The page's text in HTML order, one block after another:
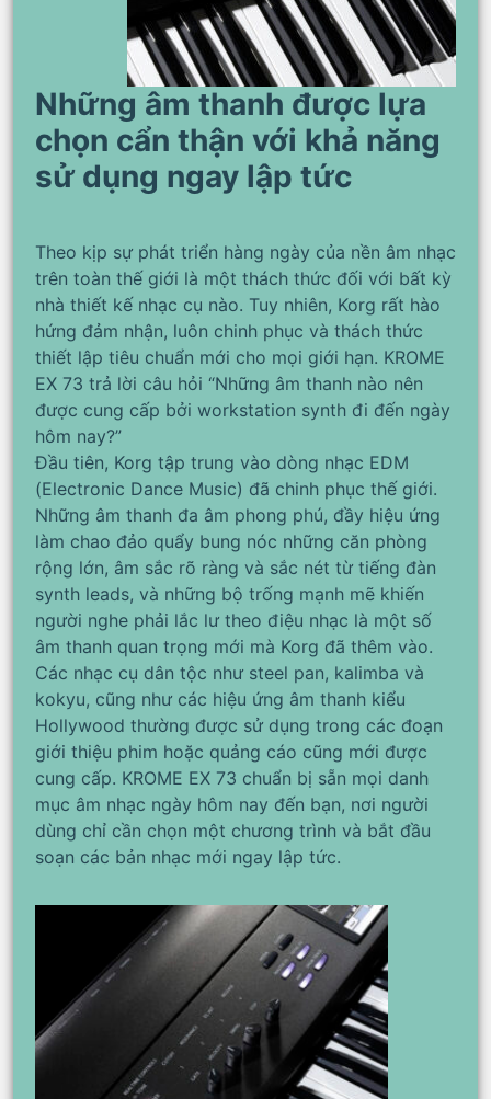
Những âm thanh được lựa
chọn cẩn thận với khả năng
sử dụng ngay lập tức
Theo kịp sự phát triển hàng ngày của nền âm nhạc
trên toàn thế giới là một thách thức đối với bất kỳ
nhà thiết kế nhạc cụ nào. Tuy nhiên, Korg rất hào
hứng đảm nhận, luôn chinh phục và thách thức
thiết lập tiêu chuẩn mới cho mọi giới hạn. KROME
EX 73 trả lời câu hỏi “Những âm thanh nào nên
được cung cấp bởi workstation synth đi đến ngày
hôm nay?”
Đầu tiên, Korg tập trung vào dòng nhạc EDM
(Electronic Dance Music) đã chinh phục thế giới.
Những âm thanh đa âm phong phú, đầy hiệu ứng
làm chao đảo quẩy bung nóc những căn phòng
rộng lớn, âm sắc rõ ràng và sắc nét từ tiếng đàn
synth leads, và những bộ trống mạnh mẽ khiến
người nghe phải lắc lư theo điệu nhạc là một số
âm thanh quan trọng mới mà Korg đã thêm vào.
Các nhạc cụ dân tộc như steel pan, kalimba và
kokyu, cũng như các hiệu ứng âm thanh kiểu
Hollywood thường được sử dụng trong các đoạn
giới thiệu phim hoặc quảng cáo cũng mới được
cung cấp. KROME EX 73 chuẩn bị sẵn mọi danh
mục âm nhạc ngày hôm nay đến bạn, nơi người
dùng chỉ cần chọn một chương trình và bắt đầu
soạn các bản nhạc mới ngay lập tức.